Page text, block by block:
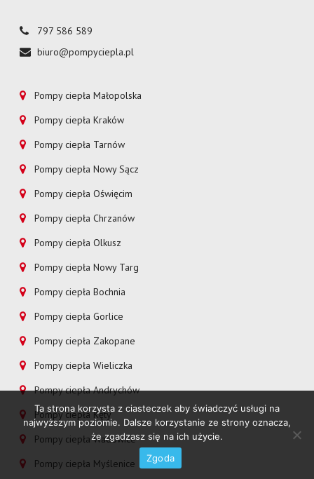
797 586 589
biuro@pompyciepla.pl
Pompy ciepła Małopolska
Pompy ciepła Kraków
Pompy ciepła Tarnów
Pompy ciepła Nowy Sącz
Pompy ciepła Oświęcim
Pompy ciepła Chrzanów
Pompy ciepła Olkusz
Pompy ciepła Nowy Targ
Pompy ciepła Bochnia
Pompy ciepła Gorlice
Pompy ciepła Zakopane
Pompy ciepła Wieliczka
Pompy ciepła Andrychów
Pompy ciepła Kęty
Pompy ciepła Wadowice
Pompy ciepła Myślenice
Ta strona korzysta z ciasteczek aby świadczyć usługi na
najwyższym poziomie. Dalsze korzystanie ze strony oznacza,
że zgadzasz się na ich użycie.
Zgoda